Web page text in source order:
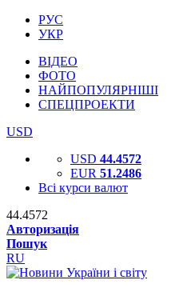
РУС
УКР
ВІДЕО
ФОТО
НАЙПОПУЛЯРНІШІ
СПЕЦПРОЕКТИ
USD
USD 44.4572
EUR 51.2486
Всі курси валют
44.4572
Авторизація
Пошук
RU